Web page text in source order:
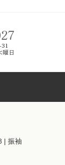
31
日
| 振袖